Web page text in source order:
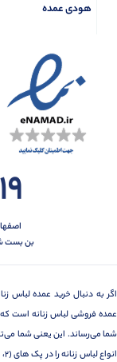
هودی عمده
بن بست
اگر به دنبال خرید عمده لباس
عمده فروشی لباس زنانه است
شما می‌رساند. این یعنی شما